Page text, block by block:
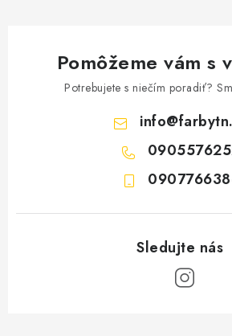
Pomôžeme vám s
Potrebujete s niečím poradiť?
info@